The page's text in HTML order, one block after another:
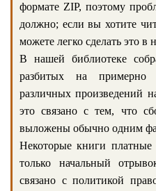
формате ZIP, поэтому
должно; если вы хотите
можете легко сделать это в
В нашей библиотеке
разбитых на примерно
различных произведений
это связано с тем, что
выложены обычно одним
Некоторые книги
только начальный
связано с политикой